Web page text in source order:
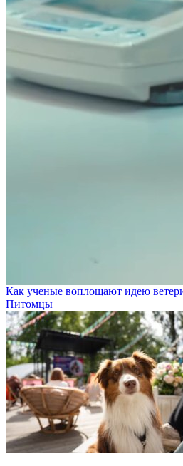
Как ученые воплощают идею
Питомцы